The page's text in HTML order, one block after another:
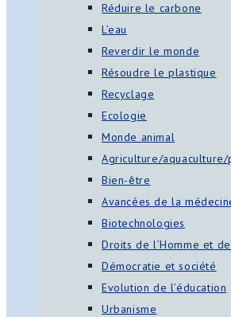
Réduire le carbone
L’eau
Reverdir le monde
Résoudre le plastique
Recyclage
Ecologie
Monde animal
Agriculture/aquaculture/
Bien-être
Avancées de la
Biotechnologies
Droits de l’Homme et
Démocratie et société
Evolution de l’éducation
Urbanisme